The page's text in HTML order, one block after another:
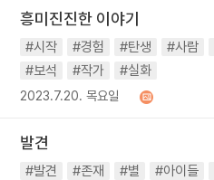
흥미진진한 이야기
#시작 #경험 #탄생 #사람
#보석
#작가 #실화
2023.7.20. 목요일
발견
#발견 #존재 #별 #아이들